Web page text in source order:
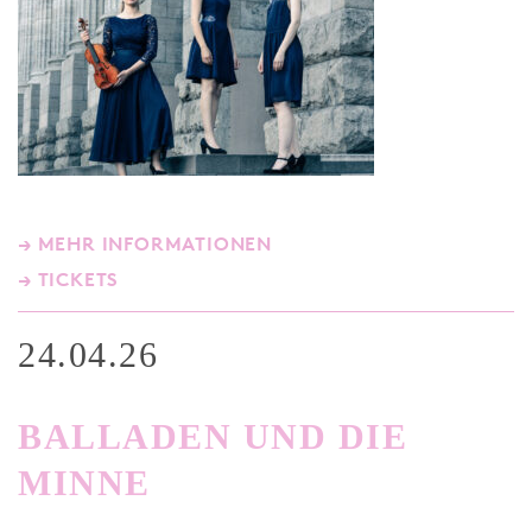
→ MEHR INFORMATIONEN
→ TICKETS
24.04.26
BALLADEN UND DIE
MINNE